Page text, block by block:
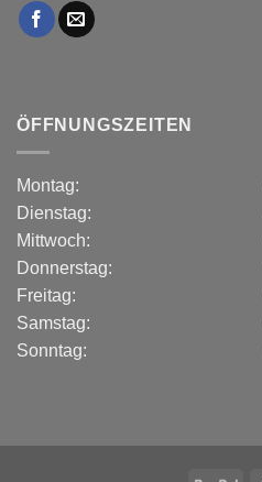
ÖFFNUNGSZEITEN
Montag:
Dienstag:
Mittwoch:
Donnerstag:
Freitag:
Samstag:
Sonntag: